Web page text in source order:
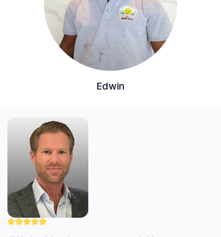
Edwin
"Nick werkt zorgvuldig en professioneel. Hij
heeft mijn uitdagende cv-klus uitstekend